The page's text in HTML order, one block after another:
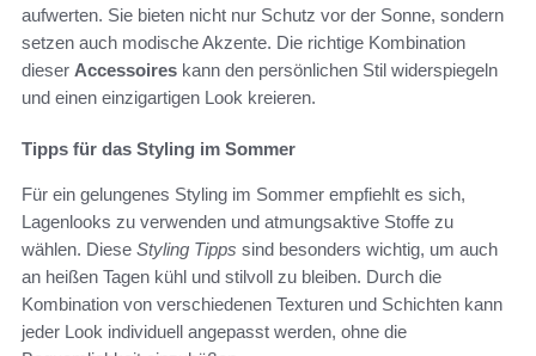
aufwerten. Sie bieten nicht nur Schutz vor der Sonne, sondern
setzen auch modische Akzente. Die richtige Kombination
dieser Accessoires kann den persönlichen Stil widerspiegeln
und einen einzigartigen Look kreieren.
Tipps für das Styling im Sommer
Für ein gelungenes Styling im Sommer empfiehlt es sich,
Lagenlooks zu verwenden und atmungsaktive Stoffe zu
wählen. Diese Styling Tipps sind besonders wichtig, um auch
an heißen Tagen kühl und stilvoll zu bleiben. Durch die
Kombination von verschiedenen Texturen und Schichten kann
jeder Look individuell angepasst werden, ohne die